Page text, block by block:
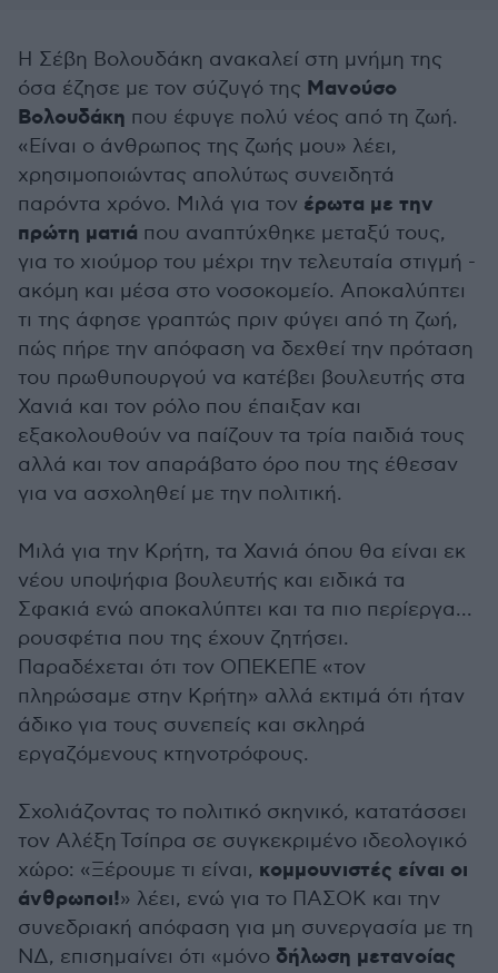
Η Σέβη Βολουδάκη ανακαλεί στη μνήμη της
όσα έζησε με τον σύζυγό της Μανούσο
Βολουδάκη που έφυγε πολύ νέος από τη ζωή.
«Είναι ο άνθρωπος της ζωής μου» λέει,
χρησιμοποιώντας απολύτως συνειδητά
παρόντα χρόνο. Μιλά για τον έρωτα με την
πρώτη ματιά που αναπτύχθηκε μεταξύ τους,
για το χιούμορ του μέχρι την τελευταία στιγμή -
ακόμη και μέσα στο νοσοκομείο. Αποκαλύπτει
τι της άφησε γραπτώς πριν φύγει από τη ζωή,
πώς πήρε την απόφαση να δεχθεί την πρόταση
του πρωθυπουργού να κατέβει βουλευτής στα
Χανιά και τον ρόλο που έπαιξαν και
εξακολουθούν να παίζουν τα τρία παιδιά τους
αλλά και τον απαράβατο όρο που της έθεσαν
για να ασχοληθεί με την πολιτική.
Μιλά για την Κρήτη, τα Χανιά όπου θα είναι εκ
νέου υποψήφια βουλευτής και ειδικά τα
Σφακιά ενώ αποκαλύπτει και τα πιο περίεργα...
ρουσφέτια που της έχουν ζητήσει.
Παραδέχεται ότι τον ΟΠΕΚΕΠΕ «τον
πληρώσαμε στην Κρήτη» αλλά εκτιμά ότι ήταν
άδικο για τους συνεπείς και σκληρά
εργαζόμενους κτηνοτρόφους.
Σχολιάζοντας το πολιτικό σκηνικό, κατατάσσει
τον Αλέξη Τσίπρα σε συγκεκριμένο ιδεολογικό
χώρο: «Ξέρουμε τι είναι, κομμουνιστές είναι οι
άνθρωποι!» λέει, ενώ για το ΠΑΣΟΚ και την
συνεδριακή απόφαση για μη συνεργασία με τη
ΝΔ, επισημαίνει ότι «μόνο δήλωση μετανοίας